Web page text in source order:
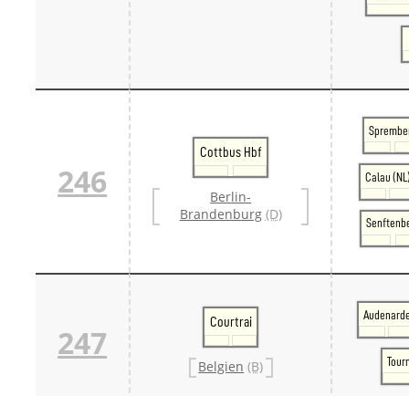
246
Cottbus Hbf
Berlin-
Brandenburg (D)
Calau
247
Courtrai
Belgien (B)